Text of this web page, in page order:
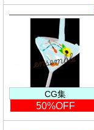
CG集
50%OFF